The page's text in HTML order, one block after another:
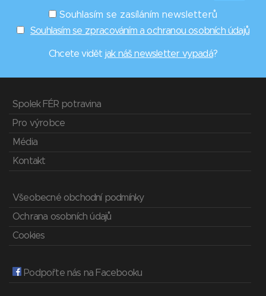
Souhlasím se zasíláním newsletterů
Souhlasím se zpracováním a ochranou osobních údajů
Chcete vidět jak náš newsletter vypadá?
Spolek FÉR potravina
Pro výrobce
Média
Kontakt
Všeobecné obchodní podmínky
Ochrana osobních údajů
Cookies
Podpořte nás na Facebooku